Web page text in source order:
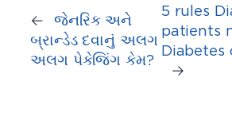
←
જેનરિક અને
બ્રાન્ડેડ દવાનું અલગ
અલગ પેકેજિંગ કેમ?
5 rules
patients
Diabetes
→